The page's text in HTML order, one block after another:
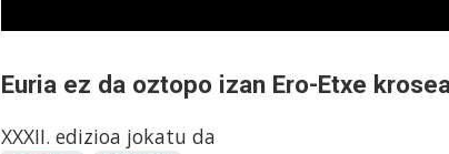
Euria ez da oztopo izan Ero-Etxe
XXXII. edizioa jokatu da